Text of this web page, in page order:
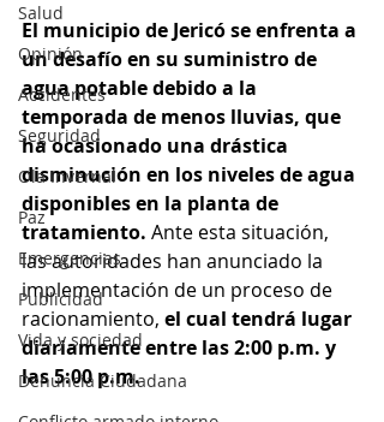
Salud
Opinión
Accidentes
Seguridad
Ola Invernal
Paz
Emergencias
Publicidad
Vida y sociedad
Denuncia Ciudadana
El municipio de Jericó se enfrenta a
un desafío en su suministro de
agua potable debido a la
temporada de menos lluvias, que
ha ocasionado una drástica
disminución en los niveles de agua
disponibles en la planta de
tratamiento. Ante esta situación,
las autoridades han anunciado la
implementación de un proceso de
racionamiento, el cual tendrá lugar
diariamente entre las 2:00 p.m. y
las 5:00 p.m.